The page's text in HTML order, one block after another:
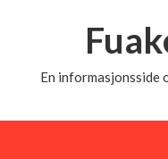
En informasjonsside